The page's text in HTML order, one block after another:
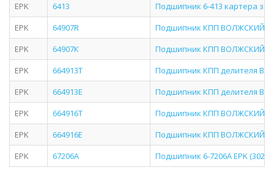
EPK
6413
Подшипник 6-413 картера
EPK
64907R
Подшипник КПП ВОЛЖСКИЙ
EPK
64907К
Подшипник КПП ВОЛЖСКИЙ
EPK
664913T
Подшипник КПП делителя
EPK
664913Е
Подшипник КПП делителя
EPK
664916T
Подшипник КПП ВОЛЖСКИЙ
EPK
664916Е
Подшипник КПП ВОЛЖСКИЙ
EPK
67206A Подшипник 6-7206A EPK